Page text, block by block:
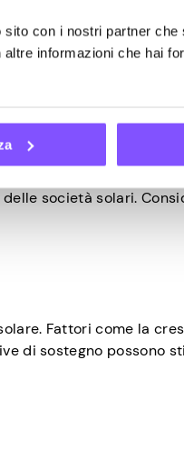
con i nostri partner che
informazioni che hai
solari complessi o
soluzioni
i
società solari.
Fattori come la
di sostegno possono